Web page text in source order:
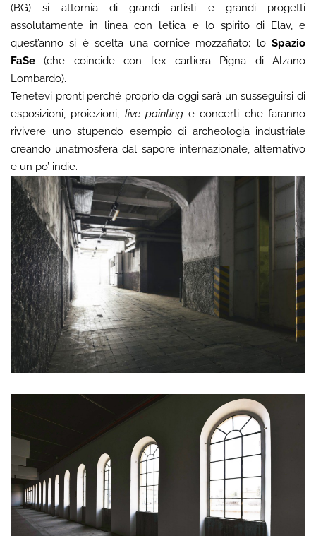
(BG) si attornia di grandi artisti e grandi progetti
assolutamente in linea con l’etica e lo spirito di Elav, e
quest’anno si è scelta una cornice mozzafiato: lo Spazio
FaSe (che coincide con l’ex cartiera Pigna di Alzano
Lombardo).
Tenetevi pronti perché proprio da oggi sarà un susseguirsi di
esposizioni, proiezioni, live paintinge concerti che faranno
rivivere uno stupendo esempio di archeologia industriale
creando un’atmosfera dal sapore internazionale, alternativo
e un po’ indie.